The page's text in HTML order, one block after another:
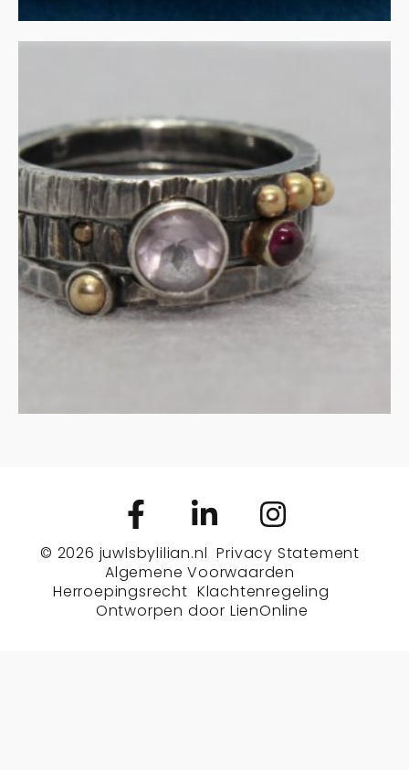
Stapelringen amethist en
granaat in zilver
€305.00
IN WINKELMAND
© 2026 juwlsbylilian.nl Privacy Statement
Algemene Voorwaarden
Herroepingsrecht Klachtenregeling
Ontworpen door LienOnline